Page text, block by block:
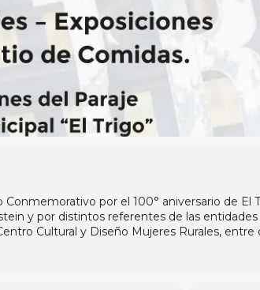
Conmemorativo por el 100° aniversario de
y por distintos referentes de las
Cultural y Diseño Mujeres Rurales, entre